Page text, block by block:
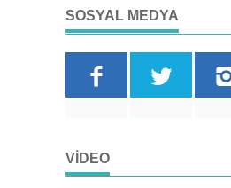
SOSYAL MEDYA
VIDEO